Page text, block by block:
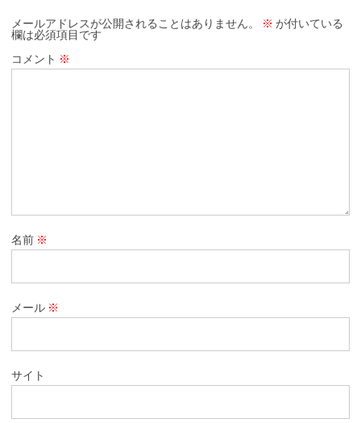
メールアドレスが公開されることはありません。 ※ が付いている
欄は必須項目です
コメント ※
名前 ※
メール ※
サイト